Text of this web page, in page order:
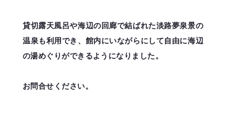
貸切露天風呂や海辺の回廊で結ばれた淡路夢泉景の
温泉も利用でき、館内にいながらにして自由に海辺
の湯めぐりができるようになりました。
お問合せください。